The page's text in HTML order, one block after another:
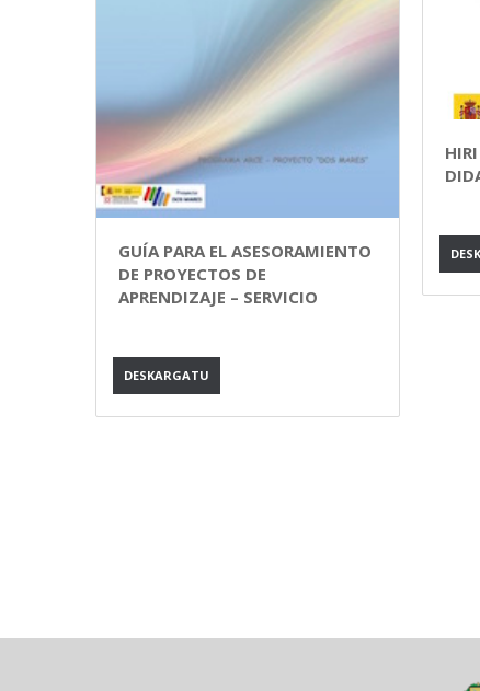
GUÍA PARA EL ASESORAMIENTO
DE PROYECTOS DE
APRENDIZAJE – SERVICIO
DESKARGATU